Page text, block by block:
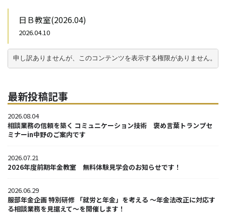
日Ｂ教室(2026.04)
2026.04.10
申し訳ありませんが、このコンテンツを表示する権限がありません。
最新投稿記事
2026.08.04
相談業務の信頼を築く コミュニケーション技術 褒め言葉トランプセ
ミナーin中野のご案内です
2026.07.21
2026年度前期年金教室 無料体験見学会のお知らせです！
2026.06.29
服部年金企画 特別研修 「就労と年金」を考える ～年金法改正に対応す
る相談業務を見据えて～を開催します！